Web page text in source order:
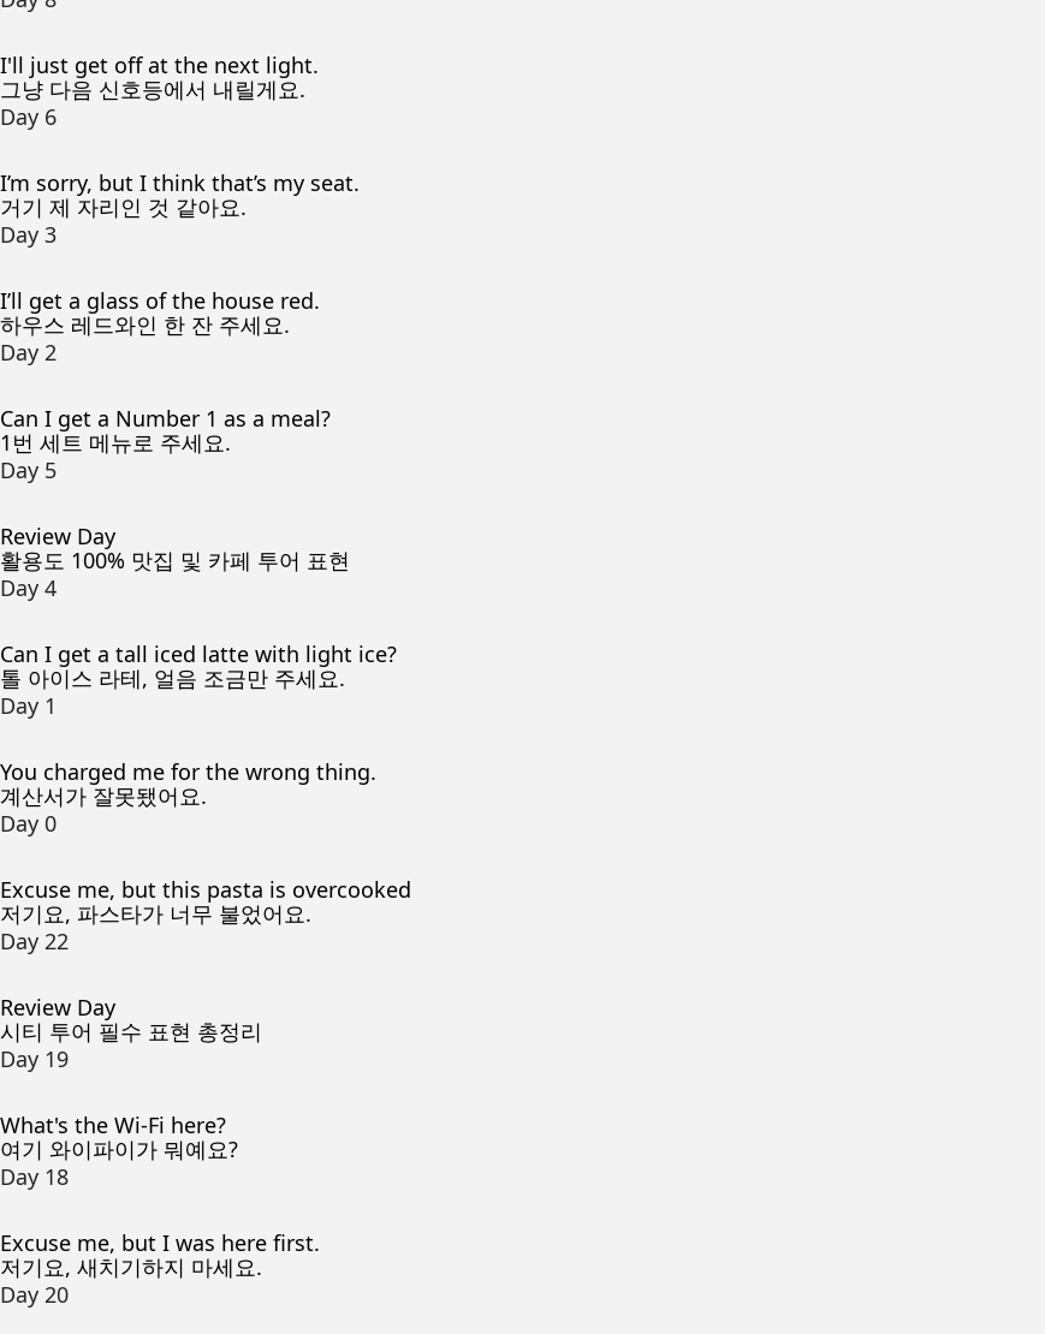
I'll just get off at the next light.
그냥 다음 신호등에서 내릴게요.
Day 6
I’m sorry, but I think that’s my seat.
거기 제 자리인 것 같아요.
Day 3
I’ll get a glass of the house red.
하우스 레드와인 한 잔 주세요.
Day 2
Can I get a Number 1 as a meal?
1번 세트 메뉴로 주세요.
Day 5
Review Day
활용도 100% 맛집 및 카페 투어 표현
Day 4
Can I get a tall iced latte with light ice?
톨 아이스 라테, 얼음 조금만 주세요.
Day 1
You charged me for the wrong thing.
계산서가 잘못됐어요.
Day 0
Excuse me, but this pasta is overcooked
저기요, 파스타가 너무 불었어요.
Day 22
Review Day
시티 투어 필수 표현 총정리
Day 19
What's the Wi-Fi here?
여기 와이파이가 뭐예요?
Day 18
Excuse me, but I was here first.
저기요, 새치기하지 마세요.
Day 20